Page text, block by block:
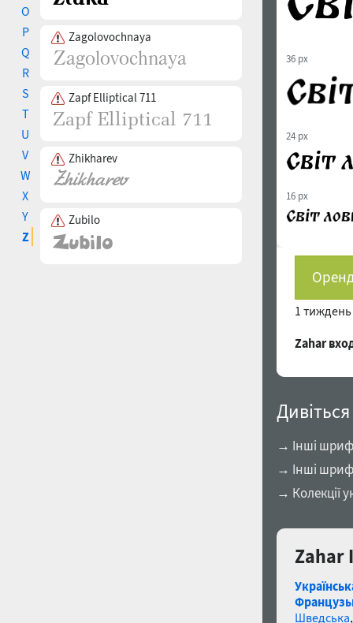
O
P
Q
R
S
T
U
V
W
X
Y
Z
Zagolovochnaya
Zapf Elliptical 711
Zhikharev
Zubilo
36 px
24 px
16 px
1
Zahar
→ Інші
→ Інші
→ Колекції
Zahar
Шведська